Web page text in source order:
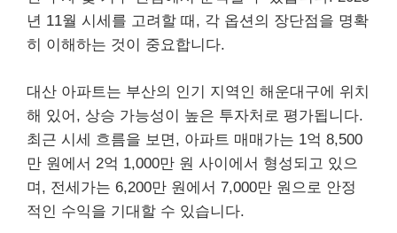
년 11월 시세를 고려할 때, 각 옵션의 장단점을 명확
히 이해하는 것이 중요합니다.
대산 아파트는 부산의 인기 지역인 해운대구에 위치
해 있어, 상승 가능성이 높은 투자처로 평가됩니다.
최근 시세 흐름을 보면, 아파트 매매가는 1억 8,500
만 원에서 2억 1,000만 원 사이에서 형성되고 있으
며, 전세가는 6,200만 원에서 7,000만 원으로 안정
적인 수익을 기대할 수 있습니다.